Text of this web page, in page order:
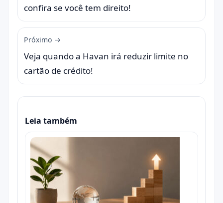
confira se você tem direito!
Próximo →
Veja quando a Havan irá reduzir limite no
cartão de crédito!
Leia também